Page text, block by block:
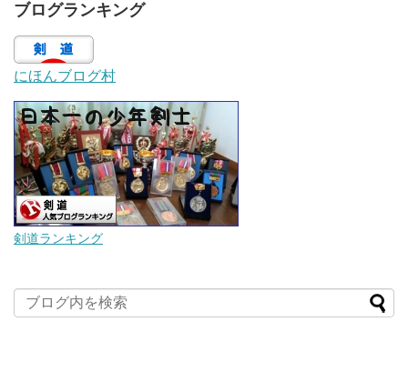
ブログランキング
にほんブログ村
剣道ランキング